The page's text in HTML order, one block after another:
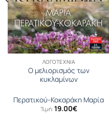
ΛΟΓΟΤΕΧΝΊΑ
Ο μελιορισμός των
κυκλαμίνων
Περατικού-Κοκαράκη Μαρία
Τιμή: 19.00€